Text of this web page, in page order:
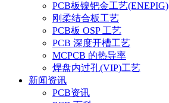
PCB板镍钯金工艺(ENEPIG)
刚柔结合板工艺
PCB板 OSP 工艺
PCB 深度开槽工艺
MCPCB 的热导率
焊盘内过孔(VIP)工艺
新闻资讯
PCB资讯